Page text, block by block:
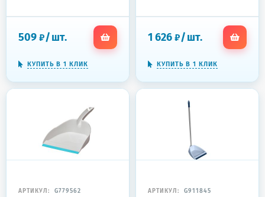
IDEA, М5177, М 5177
509 ₽/шт.
КУПИТЬ В 1 КЛИК
рукоятка, высота
изделия 93 см, рукоятка
74 см, "ЛОВУШКА", LAIMA
1 626 ₽/шт.
КУПИТЬ В 1 КЛИК
АРТИКУЛ: G779562 АРТИКУЛ: G911845